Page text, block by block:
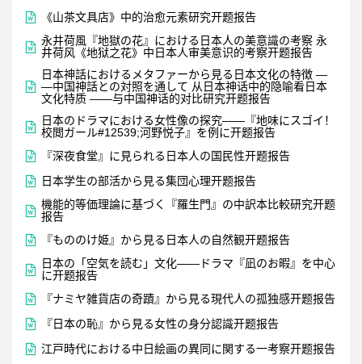
 《山茶文具店》中的治愈元素研究开题报告
 永井荷風『地獄の花』における日本人の美意識の考察 永
井荷风《地狱之花》中日本人审美意识的考察开题报告

日本神話におけるメタファーから見る日本文化の特徴 ―
―中国神話との対照を通して 从日本神话中的隐喻看日本
文化特质 ——与中国神话的对比研究开题报告
 日本のドラマにおける女性像の探究——『地味にスゴイ！
校閲ガール#12539;河野悦子』を例に开题报告
 『深夜食堂』に見られる日本人の国民性开题报告
 日本学生の部活から見る集団心理开题报告
 機能的等価理論に基づく『羅生門』の中訳本比較研究开题
报告
 『もののけ姫』から見る日本人の自然観开题报告
 日本の「空気を読む」文化――ドラマ『凪のお暇』を中心
に开题报告
 『ナミヤ雑貨店の奇蹟』から見る現代人の孤独感开题报告
 『日本の恥』から見る女性の身分認識开题报告
 江戸時代における中日絵画の異同に関する一考察开题报告